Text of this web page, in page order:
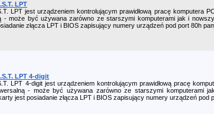
LPT
LPT jest urządzeniem kontrolującym prawidłową pracę komputera
- może być używana zarówno ze starszymi komputerami jak i
złącza LPT i BIOS zapisujący numery urządzeń pod port 80h
LPT 4-digit
LPT 4-digit jest urządzeniem kontrolującym prawidłową pracę
- może być używana zarówno ze starszymi komputerami
jest posiadanie złącza LPT i BIOS zapisujący numery urządzeń pod